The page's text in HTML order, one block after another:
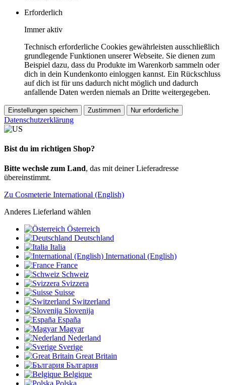
Erforderlich
Immer aktiv
Technisch erforderliche Cookies gewährleisten ausschließlich
grundlegende Funktionen unserer Webseite. Sie dienen zum
Beispiel dazu, dass du Produkte im Warenkorb sammeln oder
dich in dein Kundenkonto einloggen kannst. Ein Rückschluss
auf dich ist für uns dadurch nicht möglich und dadurch
anfallende Daten werden niemals an Dritte weitergegeben.
Einstellungen speichern Zustimmen Nur erforderliche
Datenschutzerklärung
Bist du im richtigen Shop?
Bitte wechsle zum Land, das mit deiner Lieferadresse
übereinstimmt.
Zu Cosmeterie International (English)
Anderes Lieferland wählen
Österreich
Deutschland
Italia
International (English)
France
Schweiz
Svizzera
Suisse
Switzerland
Slovenija
España
Magyar
Nederland
Sverige
Great Britain
България
Belgique
Polska